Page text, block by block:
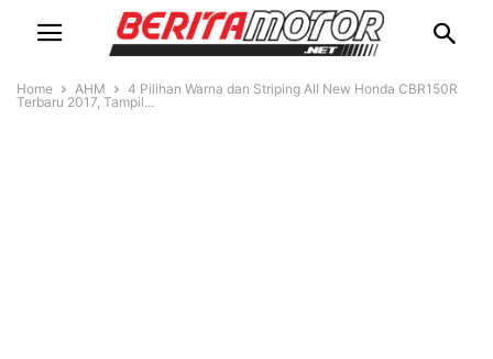
Home AHM
4 Pilihan Warna dan Striping All New Honda CBR150R
Terbaru 2017, Tampil...